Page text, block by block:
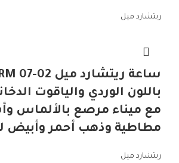
ريتشارد ميل
باللون الوردي والياقوت
مع ميناء مرصع بالألماس
مطاطية وذهب أحمر وأبيض
ريتشارد ميل